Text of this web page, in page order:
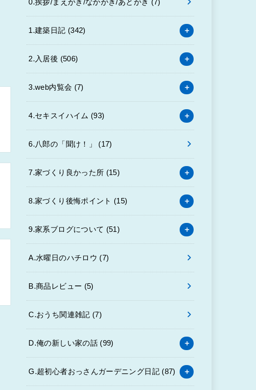
0.挨拶/まえがき/なかがき/あとがき (7)
1.建築日記 (342)
2.入居後 (506)
3.web内覧会 (7)
4.セキスイハイム (93)
6.八郎の「聞け！」 (17)
7.家づくり良かった所 (15)
8.家づくり後悔ポイント (15)
9.家系ブログについて (51)
A.水曜日のハチロウ (7)
B.商品レビュー (5)
C.おうち関連雑記 (7)
D.俺の新しい家の話 (99)
G.超初心者おっさんガーデニング日記 (87)